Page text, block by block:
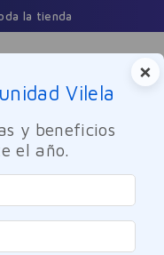
la tienda
×
Vilela
y beneficios
el año.